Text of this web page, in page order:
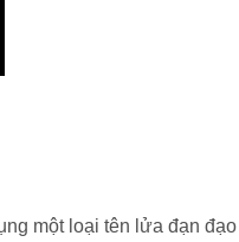
một loại tên lửa đạn đạo